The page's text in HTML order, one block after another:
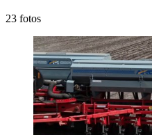
23 fotos